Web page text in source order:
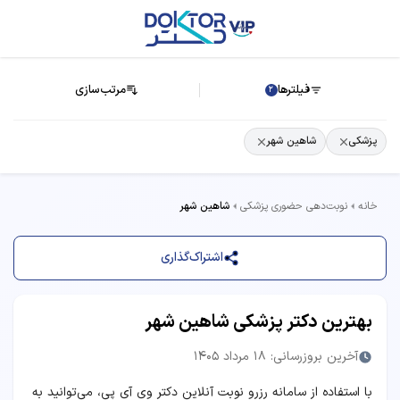
فیلترها 2 مرتب‌سازی
پزشکی شاهین شهر
خانه نوبت‌دهی حضوری پزشکی شاهین شهر
اشتراک‌گذاری
بهترین دکتر پزشکی شاهین شهر
آخرین بروزرسانی: 18 مرداد 1405
با استفاده از سامانه رزرو نوبت آنلاین دکتر وی آی پی، می‌توانید به